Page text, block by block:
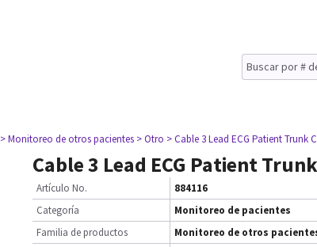
> Monitoreo de otros pacientes > Otro > Cable 3 Lead ECG Patient Trunk
Cable 3 Lead ECG Patient
Artículo No.
884116
Categoría
Monitoreo de pacientes
Familia de productos
Monitoreo de otros